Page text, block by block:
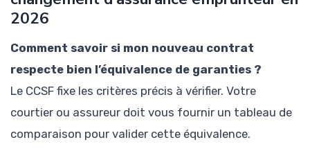
2026
Comment savoir si mon nouveau contrat
respecte bien l’équivalence de garanties ?
Le CCSF fixe les critères précis à vérifier. Votre
courtier ou assureur doit vous fournir un tableau de
comparaison pour valider cette équivalence.